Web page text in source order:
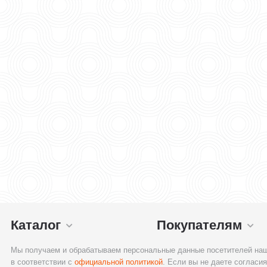
Каталог Покупателям
Мы получаем и обрабатываем персональные данные посетителей
в соответствии софициальной политикой. Если вы не даете